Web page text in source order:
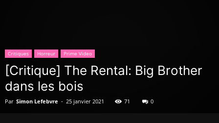
Critiques Horreur Prime Video
[Critique] The Rental: Big Brother
dans les bois
Par Simon Lefebvre - 25 janvier 2021 71 0